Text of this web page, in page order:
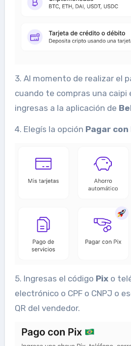
3. Al momento de realizar el
cuando te compras una caipi
ingresas a la aplicación de
4. Elegís la opción Pagar con
5. Ingresas el código Pix o
electrónico o CPF o CNPJ o
QR del vendedor.